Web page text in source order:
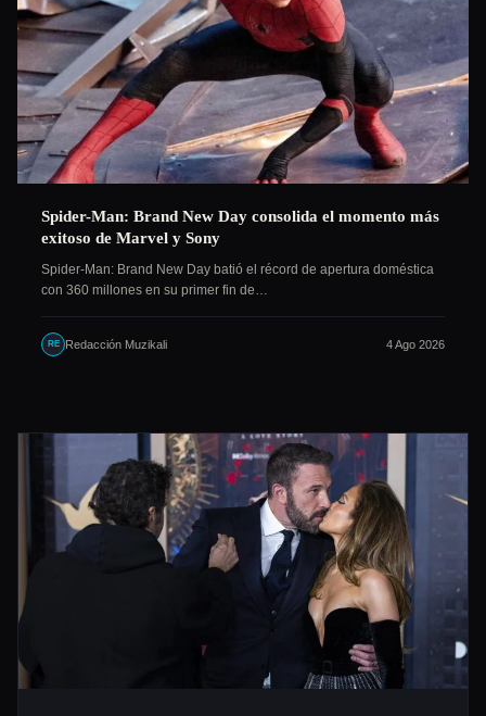
Spider-Man: Brand New Day consolida el momento más
exitoso de Marvel y Sony
Spider-Man: Brand New Day batió el récord de apertura doméstica
con 360 millones en su primer fin de…
RE Redacción Muzikali 4 Ago 2026